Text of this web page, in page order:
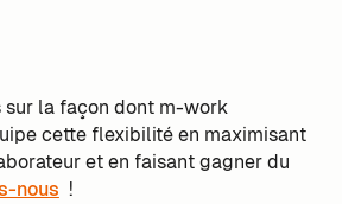
sur la façon dont m-work
cette flexibilité en maximisant
et en faisant gagner du
nous !